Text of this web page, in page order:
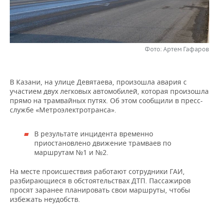
НЕФТЕХИМИЯ
НЕФТЬ
РОЗНИЧНАЯ ТОРГОВЛЯ
ТРАНСПОРТ
НОВОСТИ ТЕХНОЛОГИЙ
IT
ТЕЛЕКОММУНИКАЦИИ
МЕРОПРИЯТИЯ
НОВОСТИ МЕРОПРИЯТИЙ
БИЗНЕС-БРАНЧИ
ONLINE-КОНФЕРЕНЦИИ
ОТКРЫТАЯ ЛЕКЦИЯ
СПОРТ
ФУТБОЛ
ХОККЕЙ
БАСКЕТБОЛ
ВОЛЕЙБОЛ
КИБЕРСПОРТ
ФИГУРНОЕ КАТАНИЕ
НОВОСТИ ОБЩЕСТВА
ВЛАСТЬ
ИНФРАСТРУКТУРА
ИСТОРИЯ
КУЛЬТУРА
МЕДИЦИНА
ФОТОГАЛЕРЕЯ
СЮЖЕТЫ
СПРАВОЧНИК
СПИСОК ПЕРСОН
СПИСОК КОМПАНИЙ
ПОЛНАЯ ВЕРСИЯ
Фото: Артем Гафаров
В Казани, на улице Девятаева, произошла авария с
участием двух легковых автомобилей, которая произошла
прямо на трамвайных путях. Об этом сообщили в пресс-
службе «Метроэлектротранса».
В результате инцидента временно
приостановлено движение трамваев по
маршрутам №1 и №2.
На месте происшествия работают сотрудники ГАИ,
разбирающиеся в обстоятельствах ДТП. Пассажиров
просят заранее планировать свои маршруты, чтобы
избежать неудобств.